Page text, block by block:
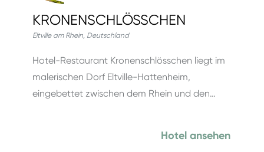
KRONENSCHLÖSSCHEN
Eltville am Rhein, Deutschland
Hotel-Restaurant Kronenschlösschen liegt im
malerischen Dorf Eltville-Hattenheim,
eingebettet zwischen dem Rhein und den…
Hotel ansehen